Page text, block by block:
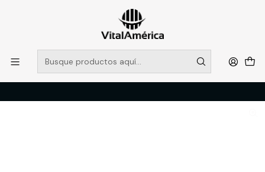
POR SISTEMA FRONTAL SOLO RETIROS EN TIENDA, DESDE
MUCHAS GRACIAS +569 5956 2237
Leer más
CALZADO
ZAPATOS DE SEGURIDAD
BOTIN MUJER REACTION LIGHT MID GRIS LIPPI PRO WORK T/38